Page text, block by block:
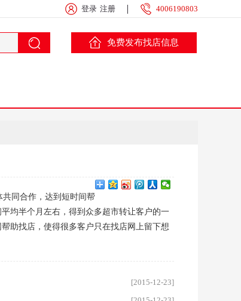
登录 注册 4006190803
免费发布找店信息
同合作，达到短时间帮
均半个月左右，得到众多超市转让客户的一
助找店，使得很多客户只在找店网上留下想
[2015-12-23]